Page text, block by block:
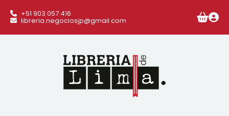
+51 903 057 416
libreria.negociosjp@gmail.com